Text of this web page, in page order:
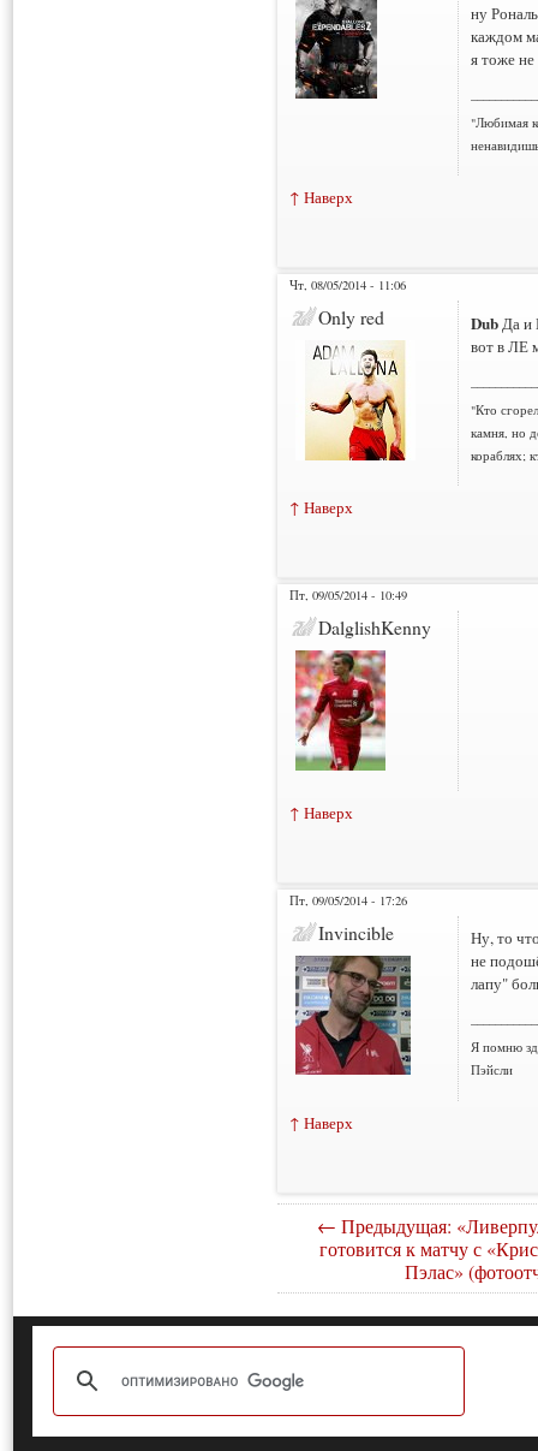
ну
каждом
я тоже
"Любимая
↑ Наверх
Чт, 08/05/2014 - 11:06
Only red DubДа и
вот в ЛЕ
"Кто
камня, но
кораблях;
↑ Наверх
Пт, 09/05/2014 - 10:49
DalglishKenny
↑ Наверх
Пт, 09/05/2014 - 17:26
Invincible
Ну, то
не
лапу"
Я помню
Пэйсли
↑ Наверх
← Предыдущая:
готовится к матчу с
Пэлас»